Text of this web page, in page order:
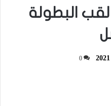
لقب البطولة
0